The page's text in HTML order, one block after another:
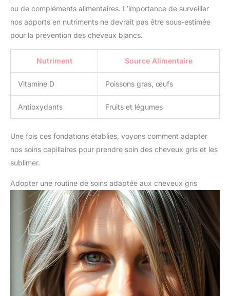
ou de compléments alimentaires. L’importance de surveiller
nos apports en nutriments ne devrait pas être sous-estimée
pour la prévention des cheveux blancs.
Nutriment Source Alimentaire
Vitamine D Poissons gras, œufs
Antioxydants Fruits et légumes
Une fois ces fondations établies, voyons comment adapter
nos soins capillaires pour prendre soin des cheveux gris et les
sublimer.
Adopter une routine de soins adaptée aux cheveux gris